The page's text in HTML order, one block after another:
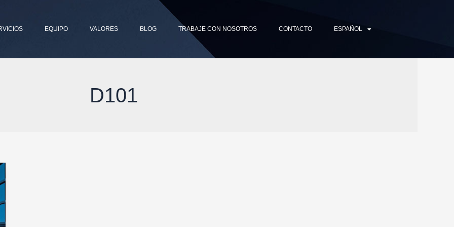
EQUIPO VALORES BLOG TRABAJE CON NOSOTROS CONTACTO ESPAÑOL
D101